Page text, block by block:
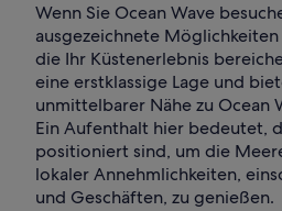
Wenn Sie Ocean Wave
ausgezeichnete
die Ihr Küstenerlebnis
eine erstklassige Lage und
unmittelbarer Nähe zu Ocean
Ein Aufenthalt hier bedeutet,
positioniert sind, um die
lokaler Annehmlichkeiten,
und Geschäften, zu genießen.